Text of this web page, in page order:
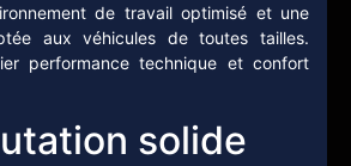
de travail optimisé et une
aux véhicules de toutes tailles.
performance technique et confort
solide